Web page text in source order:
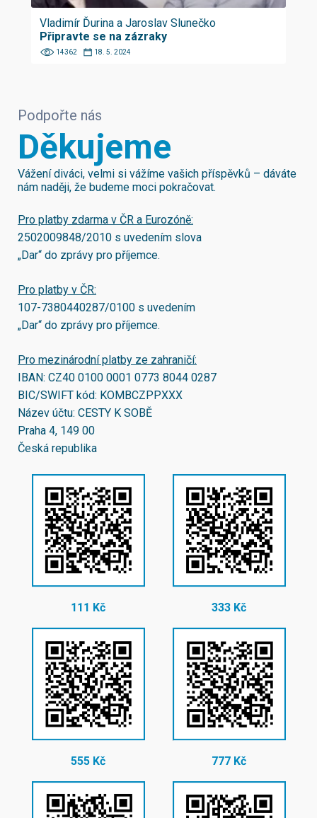
Vladimír Ďurina a Jaroslav Slunečko
Připravte se na zázraky
14362 18. 5. 2024
Podpořte nás
Děkujeme
Vážení diváci, velmi si vážíme vašich příspěvků – dáváte
nám naději, že budeme moci pokračovat.
Pro platby zdarma v ČR a Eurozóně:
2502009848/2010 s uvedením slova
„Dar“ do zprávy pro příjemce.
Pro platby v ČR:
107-7380440287/0100 s uvedením
„Dar“ do zprávy pro příjemce.
Pro mezinárodní platby ze zahraničí:
IBAN: CZ40 0100 0001 0773 8044 0287
BIC/SWIFT kód: KOMBCZPPXXX
Název účtu: CESTY K SOBĚ
Praha 4, 149 00
Česká republika
111 Kč 333 Kč
555 Kč 777 Kč